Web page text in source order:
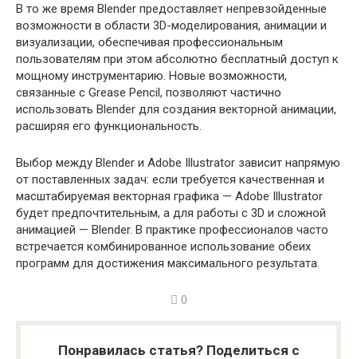
В то же время Blender предоставляет непревзойденные
возможности в области 3D-моделирования, анимации и
визуализации, обеспечивая профессиональным
пользователям при этом абсолютно бесплатный доступ к
мощному инструментарию. Новые возможности,
связанные с Grease Pencil, позволяют частично
использовать Blender для создания векторной анимации,
расширяя его функциональность.
Выбор между Blender и Adobe Illustrator зависит напрямую
от поставленных задач: если требуется качественная и
масштабируемая векторная графика — Adobe Illustrator
будет предпочтительным, а для работы с 3D и сложной
анимацией — Blender. В практике профессионалов часто
встречается комбинированное использование обеих
программ для достижения максимального результата.
0
Понравилась статья? Поделиться с